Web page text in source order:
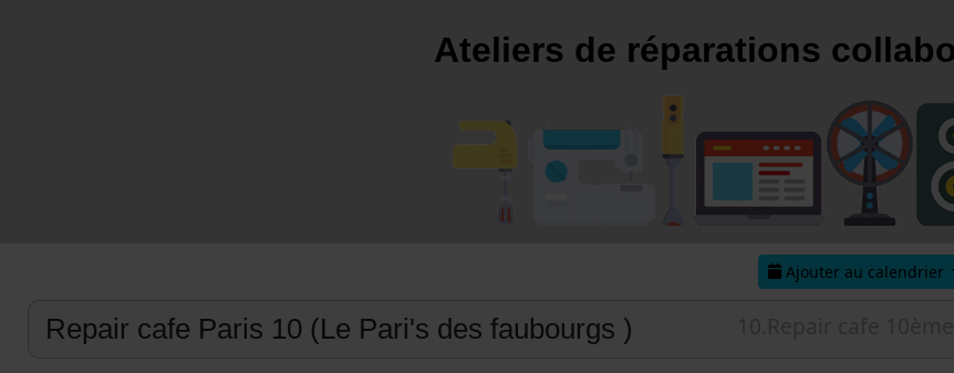
Ateliers de réparations
Ajouter au calendrier
Repair cafe Paris 10 (Le Pari's des faubourgs )